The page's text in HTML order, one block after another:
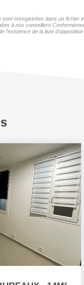
enregistrées dans un
à nos conseillers
l'existence de la liste